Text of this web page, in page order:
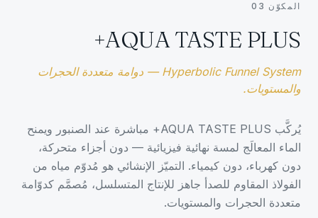
المكوّن 03
AQUA TASTE PLUS+
Hyperbolic Funnel System — دوامة متعددة الحجرات
والمستويات.
يُركَّب AQUA TASTE PLUS+ مباشرة عند الصنبور ويمنح
الماء المعالَج لمسة نهائية فيزيائية — دون أجزاء متحركة،
دون كهرباء، دون كيمياء. التميّز الإنشائي هو مُدوّم مياه من
الفولاذ المقاوم للصدأ جاهز للإنتاج المتسلسل، مُصمَّم كدوّامة
متعددة الحجرات والمستويات.